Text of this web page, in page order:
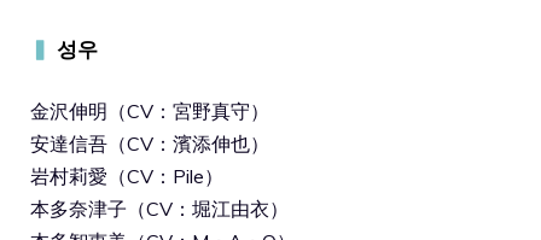
▍ 성우
金沢伸明（CV：宮野真守）
安達信吾（CV：濱添伸也）
岩村莉愛（CV：Pile）
本多奈津子（CV：堀江由衣）